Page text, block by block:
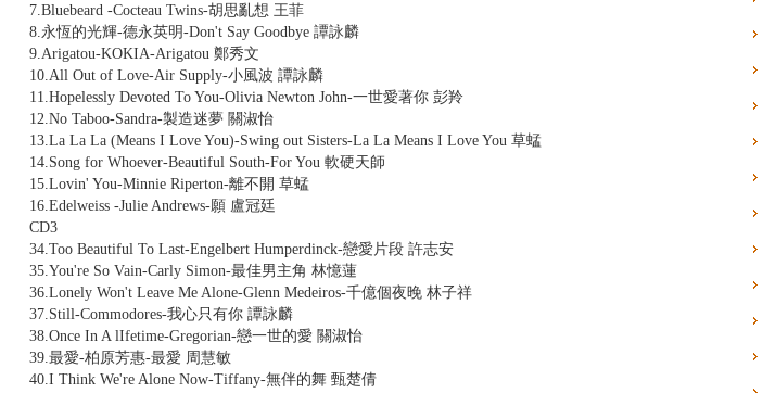
7.Bluebeard -Cocteau Twins-胡思亂想 王菲
8.永恆的光輝-德永英明-Don't Say Goodbye 譚詠麟
9.Arigatou-KOKIA-Arigatou 鄭秀文
10.All Out of Love-Air Supply-小風波 譚詠麟
11.Hopelessly Devoted To You-Olivia Newton John-一世愛著你 彭羚
12.No Taboo-Sandra-製造迷夢 關淑怡
13.La La La (Means I Love You)-Swing out Sisters-La La Means I Love You 草蜢
14.Song for Whoever-Beautiful South-For You 軟硬天師
15.Lovin' You-Minnie Riperton-離不開 草蜢
16.Edelweiss -Julie Andrews-願 盧冠廷
CD3
34.Too Beautiful To Last-Engelbert Humperdinck-戀愛片段 許志安
35.You're So Vain-Carly Simon-最佳男主角 林憶蓮
36.Lonely Won't Leave Me Alone-Glenn Medeiros-千億個夜晚 林子祥
37.Still-Commodores-我心只有你 譚詠麟
38.Once In A lIfetime-Gregorian-戀一世的愛 關淑怡
39.最愛-柏原芳惠-最愛 周慧敏
40.I Think We're Alone Now-Tiffany-無伴的舞 甄楚倩